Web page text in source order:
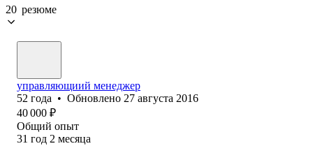
20 резюме
управляющиий менеджер
52 года • Обновлено 27 августа 2016
40 000 ₽
Общий опыт
31 год 2 месяца